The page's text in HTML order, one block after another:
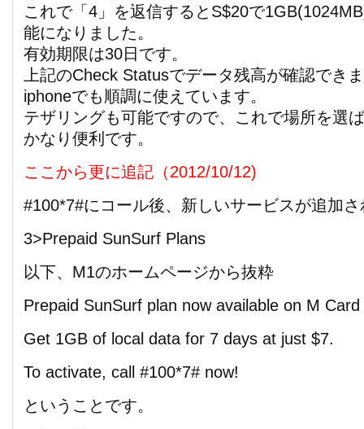
これで「4」を返信するとS$20で
能になりました。
有効期限は30日です。
上記のCheck Statusでデータ残高が確認でき
iphoneでも順調に使えています。
テザリングも可能ですので、これで場所を選
かなり便利です。
ここから更に追記（2012/10/12)
#100*7#にコール後、新しいサービスが追加
3>Prepaid SunSurf Plans
以下、M1のホームページから抜粋
Prepaid SunSurf plan now available on M Card
Get 1GB of local data for 7 days at just $7.
To activate, call #100*7# now!
ということです。